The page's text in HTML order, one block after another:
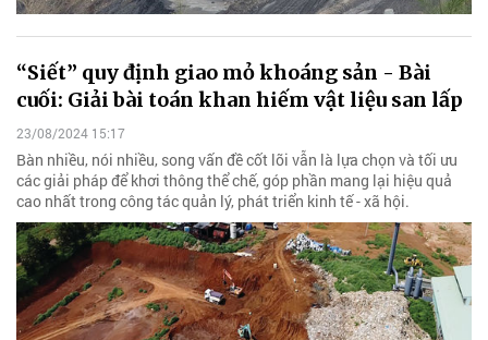
“Siết” quy định giao mỏ khoáng sản - Bài
cuối: Giải bài toán khan hiếm vật liệu san lấp
23/08/2024 15:17
Bàn nhiều, nói nhiều, song vấn đề cốt lõi vẫn là lựa chọn và tối ưu
các giải pháp để khơi thông thể chế, góp phần mang lại hiệu quả
cao nhất trong công tác quản lý, phát triển kinh tế - xã hội.